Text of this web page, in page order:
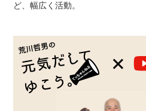
ど、幅広く活動。